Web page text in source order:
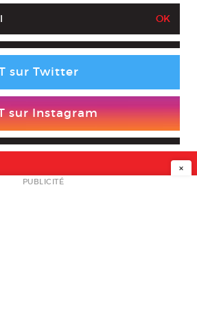
sur Twitter
sur Instagram
×
PUBLICITÉ